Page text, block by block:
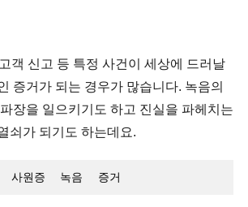
객 신고 등 특정 사건이 세상에 드러날
증거가 되는 경우가 많습니다. 녹음의
장을 일으키기도 하고 진실을 파헤치는
쇠가 되기도 하는데요.
사원증 녹음 증거